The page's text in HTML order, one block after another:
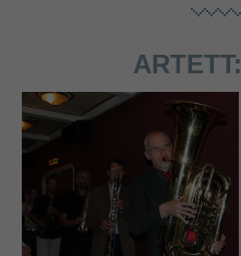
ARTETT: